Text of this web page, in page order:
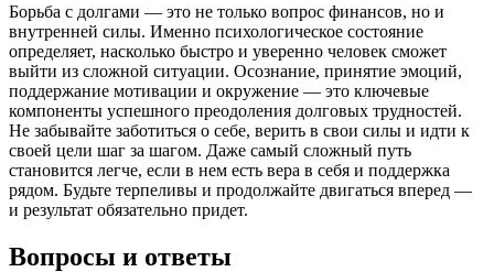
Борьба с долгами — это не только вопрос финансов, но и
внутренней силы. Именно психологическое состояние
определяет, насколько быстро и уверенно человек сможет
выйти из сложной ситуации. Осознание, принятие эмоций,
поддержание мотивации и окружение — это ключевые
компоненты успешного преодоления долговых трудностей.
Не забывайте заботиться о себе, верить в свои силы и идти к
своей цели шаг за шагом. Даже самый сложный путь
становится легче, если в нем есть вера в себя и поддержка
рядом. Будьте терпеливы и продолжайте двигаться вперед —
и результат обязательно придет.
Вопросы и ответы